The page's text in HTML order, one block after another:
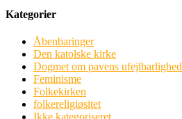
Kategorier
Åbenbaringer
Den katolske kirke
Dogmet om pavens ufejlbarlighed
Feminisme
Folkekirken
folkereligiøsitet